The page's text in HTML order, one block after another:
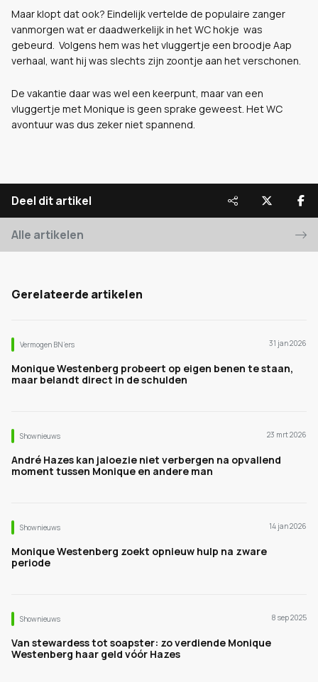
Maar klopt dat ook? Eindelijk vertelde de populaire zanger
vanmorgen wat er daadwerkelijk in het WC hokje was
gebeurd. Volgens hem was het vluggertje een broodje Aap
verhaal, want hij was slechts zijn zoontje aan het verschonen.
De vakantie daar was wel een keerpunt, maar van een
vluggertje met Monique is geen sprake geweest. Het WC
avontuur was dus zeker niet spannend.
Deel dit artikel
Alle artikelen
Gerelateerde artikelen
Vermogen BN’ers 31 jan 2026
Monique Westenberg probeert op eigen benen te staan,
maar belandt direct in de schulden
Shownieuws 23 mrt 2026
André Hazes kan jaloezie niet verbergen na opvallend
moment tussen Monique en andere man
Shownieuws 14 jan 2026
Monique Westenberg zoekt opnieuw hulp na zware
periode
Shownieuws 8 sep 2025
Van stewardess tot soapster: zo verdiende Monique
Westenberg haar geld vóór Hazes